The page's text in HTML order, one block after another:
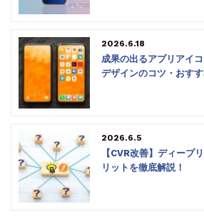
2026.6.18
成果の出るアプリアイ
デザインのコツ・おす
2026.6.5
【CVR改善】ディープ
リットを徹底解説！